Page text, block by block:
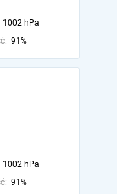
1002 hPa
91%
1002 hPa
91%